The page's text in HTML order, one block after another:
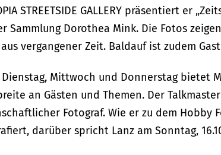
STREETSIDE GALLERY präsentiert er
Sammlung Dorothea Mink. Die Fotos
vergangener Zeit. Baldauf ist zudem Gast
Dienstag, Mittwoch und Donnerstag bietet
an Gästen und Themen. Der
Fotograf. Wie er zu dem Hobby
darüber spricht Lanz am Sonntag,